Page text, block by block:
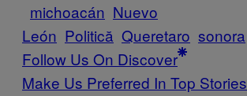
michoacán Nuevo
León Politică Queretaro sonora
Follow Us On Discover
Make Us Preferred In Top Stories